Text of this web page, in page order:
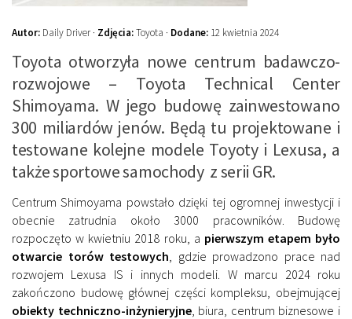
Autor: Daily Driver · Zdjęcia:Toyota · Dodane: 12 kwietnia 2024
Toyota otworzyła nowe centrum badawczo-
rozwojowe – Toyota Technical Center
Shimoyama. W jego budowę zainwestowano
300 miliardów jenów. Będą tu projektowane i
testowane kolejne modele Toyoty i Lexusa, a
także sportowe samochody z serii GR.
Centrum Shimoyama powstało dzięki tej ogromnej inwestycji i
obecnie zatrudnia około 3000 pracowników. Budowę
rozpoczęto w kwietniu 2018 roku, a pierwszym etapem było
otwarcie torów testowych , gdzie prowadzono prace nad
rozwojem Lexusa IS i innych modeli. W marcu 2024 roku
zakończono budowę głównej części kompleksu, obejmującej
obiekty techniczno-inżynieryjne, biura, centrum biznesowe i